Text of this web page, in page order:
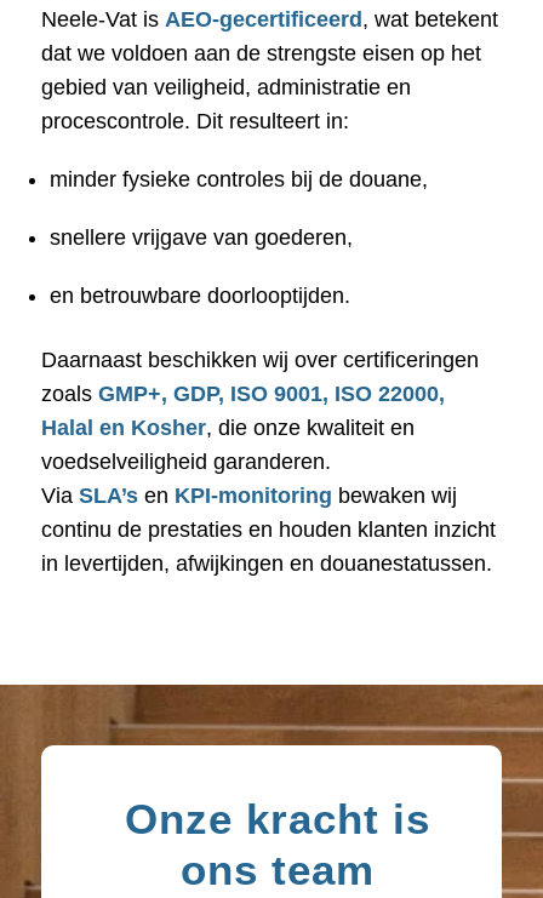
Neele-Vat is AEO-gecertificeerd , wat betekent
dat we voldoen aan de strengste eisen op het
gebied van veiligheid, administratie en
procescontrole. Dit resulteert in:
minder fysieke controles bij de douane,
snellere vrijgave van goederen,
en betrouwbare doorlooptijden.
Daarnaast beschikken wij over certificeringen
zoals GMP+, GDP, ISO 9001, ISO 22000,
Halal en Kosher, die onze kwaliteit en
voedselveiligheid garanderen.
Via SLA’sen KPI-monitoring bewaken wij
continu de prestaties en houden klanten inzicht
in levertijden, afwijkingen en douanestatussen.
Onze kracht is
ons team